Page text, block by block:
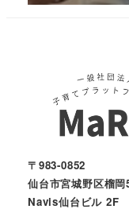
〒983-0852
仙台市宮城野区榴
Navis仙台ビル 2F